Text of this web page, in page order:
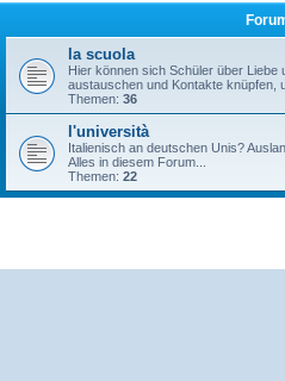
la scuola
Hier können sich Schüler über
austauschen und Kontakte knüpfen,
Themen: 36
l'università
Italienisch an deutschen Unis?
Alles in diesem Forum...
Themen: 22